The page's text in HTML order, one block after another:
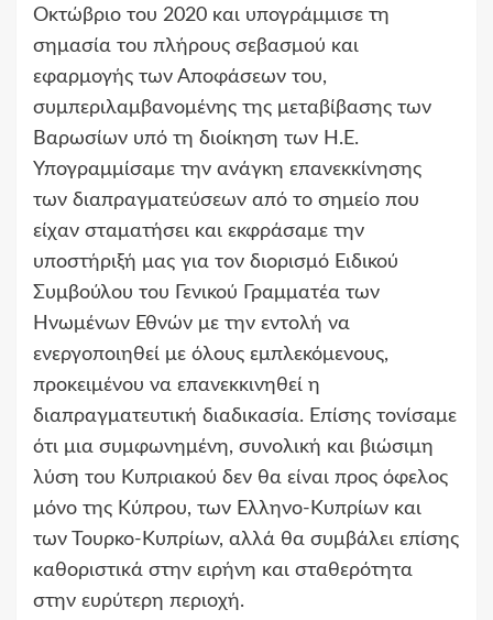
Οκτώβριο του 2020 και υπογράμμισε τη
σημασία του πλήρους σεβασμού και
εφαρμογής των Αποφάσεων του,
συμπεριλαμβανομένης της μεταβίβασης των
Βαρωσίων υπό τη διοίκηση των Η.Ε.
Υπογραμμίσαμε την ανάγκη επανεκκίνησης
των διαπραγματεύσεων από το σημείο που
είχαν σταματήσει και εκφράσαμε την
υποστήριξή μας για τον διορισμό Ειδικού
Συμβούλου του Γενικού Γραμματέα των
Ηνωμένων Εθνών με την εντολή να
ενεργοποιηθεί με όλους εμπλεκόμενους,
προκειμένου να επανεκκινηθεί η
διαπραγματευτική διαδικασία. Επίσης τονίσαμε
ότι μια συμφωνημένη, συνολική και βιώσιμη
λύση του Κυπριακού δεν θα είναι προς όφελος
μόνο της Κύπρου, των Ελληνο-Κυπρίων και
των Τουρκο-Κυπρίων, αλλά θα συμβάλει επίσης
καθοριστικά στην ειρήνη και σταθερότητα
στην ευρύτερη περιοχή.